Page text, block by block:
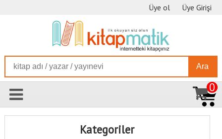
Üye ol Üye Girişi
Ara
0
Kategoriler